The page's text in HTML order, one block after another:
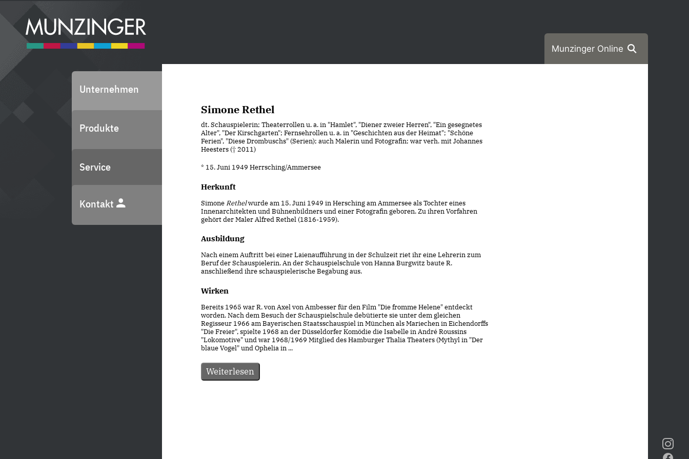
Munzinger Online
Unternehmen
Produkte
Service
Kontakt
Simone Rethel
dt. Schauspielerin; Theaterrollen u. a. in "Hamlet", "Diener zweier Herren", "Ein gesegnetes
Alter", "Der Kirschgarten"; Fernsehrollen u. a. in "Geschichten aus der Heimat"; "Schöne
Ferien", "Diese Drombuschs" (Serien); auch Malerin und Fotografin; war verh. mit Johannes
Heesters († 2011)
* 15. Juni 1949 Herrsching/Ammersee
Herkunft
SimoneRethelwurde am 15. Juni 1949 in Hersching am Ammersee als Tochter eines
Innenarchitekten und Bühnenbildners und einer Fotografin geboren. Zu ihren Vorfahren
gehört der Maler Alfred Rethel (1816-1959).
Ausbildung
Nach einem Auftritt bei einer Laienaufführung in der Schulzeit riet ihr eine Lehrerin zum
Beruf der Schauspielerin. An der Schauspielschule von Hanna Burgwitz baute R.
anschließend ihre schauspielerische Begabung aus.
Wirken
Bereits 1965 war R. von Axel von Ambesser für den Film "Die fromme Helene" entdeckt
worden. Nach dem Besuch der Schauspielschule debütierte sie unter dem gleichen
Regisseur 1966 am Bayerischen Staatsschauspiel in München als Mariechen in Eichendorffs
"Die Freier", spielte 1968 an der Düsseldorfer Komödie die Isabelle in André Roussins
"Lokomotive" und war 1968/1969 Mitglied des Hamburger Thalia Theaters (Mythyl in "Der
blaue Vogel" und Ophelia in ...
Weiterlesen